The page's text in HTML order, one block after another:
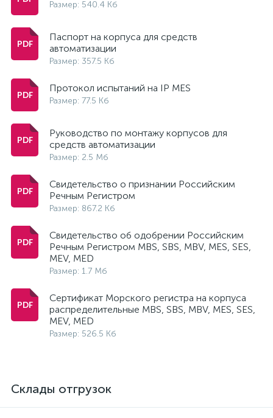
Размер: 540.4 Кб
Паспорт на корпуса для средств
автоматизации
Размер: 357.5 Кб
Протокол испытаний на IP MES
Размер: 77.5 Кб
Руководство по монтажу корпусов для
средств автоматизации
Размер: 2.5 Мб
Свидетельство о признании Российским
Речным Регистром
Размер: 867.2 Кб
Свидетельство об одобрении Российским
Речным Регистром MBS, SBS, MBV, MES, SES,
MEV, MED
Размер: 1.7 Мб
Сертификат Морского регистра на корпуса
распределительные MBS, SBS, MBV, MES, SES,
MEV, MED
Размер: 526.5 Кб
Склады отгрузок